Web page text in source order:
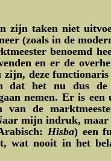
zijn taken niet
(zoals in de
benoemd
en er de
zijn, deze
dat het nu dus
nemen. Er is
van de
mijn indruk, maar
Hisba) een
wat nooit in het